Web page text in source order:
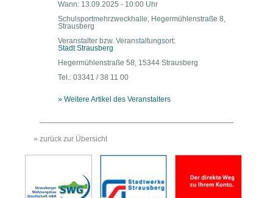
Wann: 13.09.2025 - 10:00 Uhr
Schulsportmehrzweckhalle, Hegermühlenstraße 8,
Strausberg
Veranstalter bzw. Veranstaltungsort:
Stadt Strausberg
Hegermühlenstraße 58, 15344 Strausberg
Tel.: 03341 / 38 11 00
» Weitere Artikel des Veranstalters
» zurück zur Übersicht